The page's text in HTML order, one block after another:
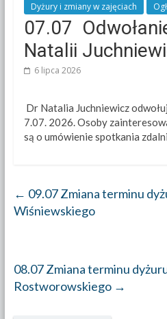
Dyżury i zmiany w zajęciach
07.07
Natalii
6 lipca 2026
Dr Natalia Juchniewicz
7.07. 2026. Osoby
są o umówienie spotkania
← 09.07 Zmiana terminu
Wiśniewskiego
08.07 Zmiana terminu
Rostworowskiego →